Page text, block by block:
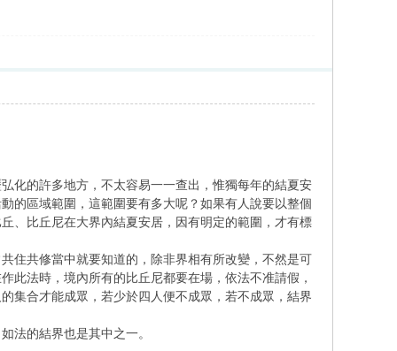
的許多地方，不太容易一一查出，惟獨每年的結夏安
的區域範圍，這範圍要有多大呢？如果有人說要以整個
、比丘尼在大界內結夏安居，因有明定的範圍，才有標
共修當中就要知道的，除非界相有所改變，不然是可
此法時，境內所有的比丘尼都要在場，依法不准請假，
集合才能成眾，若少於四人便不成眾，若不成眾，結界
的結界也是其中之一。